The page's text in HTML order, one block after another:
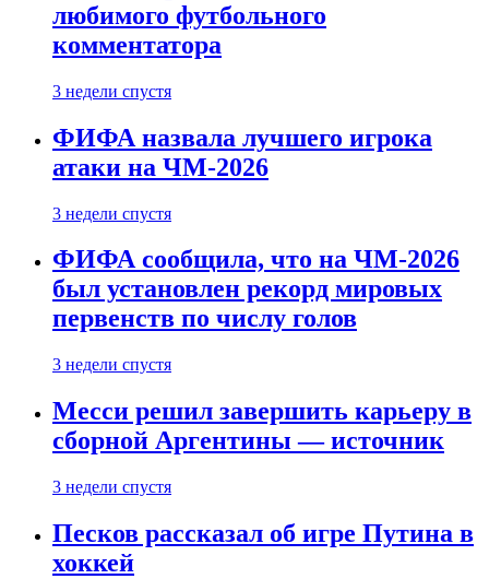
любимого футбольного
комментатора
3 недели спустя
ФИФА назвала лучшего игрока
атаки на ЧМ-2026
3 недели спустя
ФИФА сообщила, что на ЧМ-2026
был установлен рекорд мировых
первенств по числу голов
3 недели спустя
Месси решил завершить карьеру в
сборной Аргентины — источник
3 недели спустя
Песков рассказал об игре Путина в
хоккей